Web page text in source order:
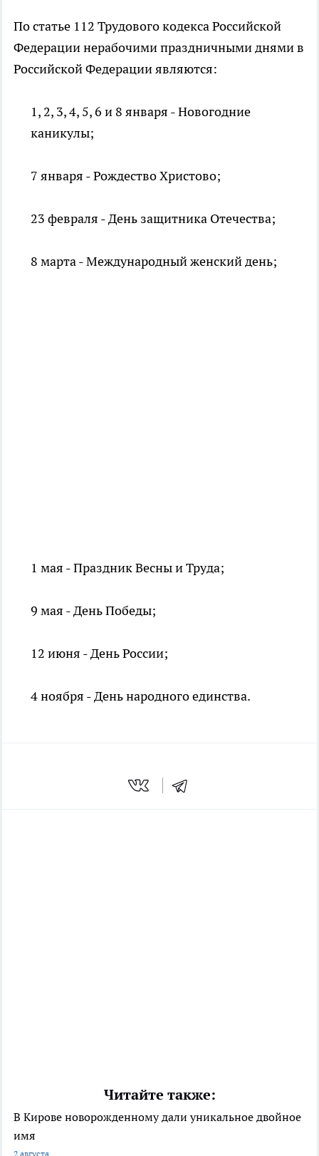
По статье 112 Трудового кодекса Российской
Федерации нерабочими праздничными днями в
Российской Федерации являются:
1, 2, 3, 4, 5, 6 и 8 января - Новогодние
каникулы;
7 января - Рождество Христово;
23 февраля - День защитника Отечества;
8 марта - Международный женский день;
1 мая - Праздник Весны и Труда;
9 мая - День Победы;
12 июня - День России;
4 ноября - День народного единства.
Читайте также:
В Кирове новорожденному дали уникальное двойное
имя
2 августа